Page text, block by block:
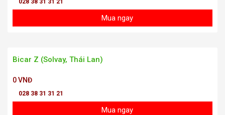
028 38 31 31 21
Mua ngay
Bicar Z (Solvay, Thái Lan)
0 VNĐ
028 38 31 31 21
Mua ngay